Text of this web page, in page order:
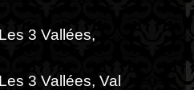
3 Vallées,
3 Vallées, Val